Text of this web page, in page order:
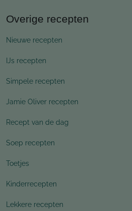
Overige recepten
Nieuwe recepten
IJs recepten
Simpele recepten
Jamie Oliver recepten
Recept van de dag
Soep recepten
Toetjes
Kinderrecepten
Lekkere recepten